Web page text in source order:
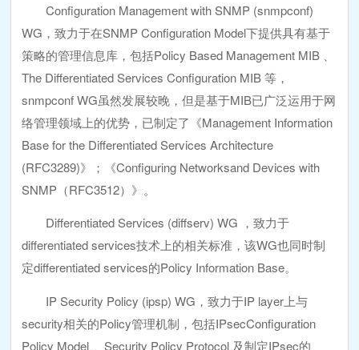
Configuration Management with SNMP (snmpconf)
WG，致力于在SNMP Configuration Model下提供具有基于
策略的管理信息库，包括Policy Based Management MIB 、
The Differentiated Services Configuration MIB 等，
snmpconf WG虽然发展较晚，但是基于MIB已广泛运用于网
络管理领域上的优势，已制定了《Management Information
Base for the Differentiated Services Architecture
(RFC3289)》；《Configuring Networksand Devices with
SNMP（RFC3512）》。
Differentiated Services (diffserv) WG ，致力于
differentiated services技术上的相关标准，该WG也同时制
定differentiated services的Policy Information Base。
IP Security Policy (ipsp) WG，致力于IP layer上与
security相关的Policy管理机制，包括IPsecConfiguration
Policy Model 、Security Policy Protocol 及制定IPsec的